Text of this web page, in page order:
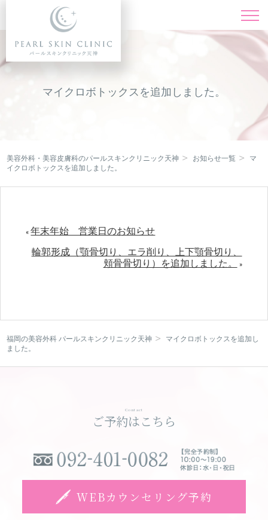
Price
Instagram
Campaign
オンライン診療
Online
ENGLISH
マイクロボトックスを追加しました。
美容外科・美容皮膚科のパールスキンクリニック天神 お知らせ一覧
マ
イクロボトックスを追加しました。
«年末年始 営業日のお知らせ
輪郭形成（顎骨切り、エラ削り、上下顎骨切り、
頬骨骨切り）を追加しました。
»
福岡の美容外科 パールスキンクリニック天神
マイクロボトックスを追加し
ました。
Contact
ご予約はこちら
WEBカウンセリング予約